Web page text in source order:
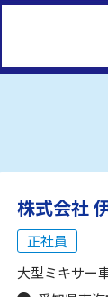
株式会社
正社員
大型ミキサー